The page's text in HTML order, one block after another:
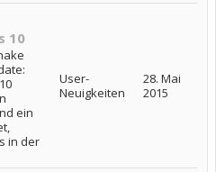
10
ein
in der
User-
Neuigkeiten
28. Mai
2015